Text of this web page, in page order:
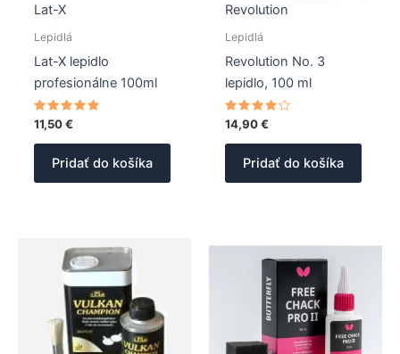
Lat-X
Lepidlá
Lat-X lepidlo
profesionálne 100ml
Hodnotenie
4.67
z 5
11,50€
Pridať do košíka
Revolution
Lepidlá
Revolution No. 3
lepidlo, 100 ml
Hodnotenie
4.00
z 5
14,90€
Pridať do košíka